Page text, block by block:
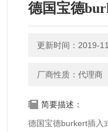
德国宝德
更新时间：2019-
厂商性质：代理商
简要描述：
德国宝德burkert插入